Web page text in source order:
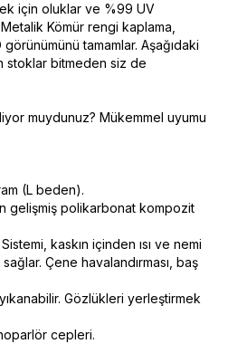
için oluklar ve %99 UV
Kömür rengi kaplama,
tamamlar. Aşağıdaki
stoklar bitmeden siz de
muydunuz? Mükemmel uyumu
(L beden).
gelişmiş polikarbonat kompozit
kaskın içinden ısı ve nemi
Çene havalandırması, baş
Gözlükleri yerleştirmek
cepleri.